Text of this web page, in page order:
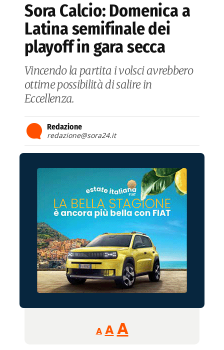
Sora Calcio: Domenica a
Latina semifinale dei
playoff in gara secca
Vincendo la partita i volsci avrebbero
ottime possibilità di salire in
Eccellenza.
Redazione
redazione@sora24.it
A
Reducir
tamaño
A Restablecer
AAumentar